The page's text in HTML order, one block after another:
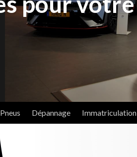
Pneus Dépannage Immatriculation